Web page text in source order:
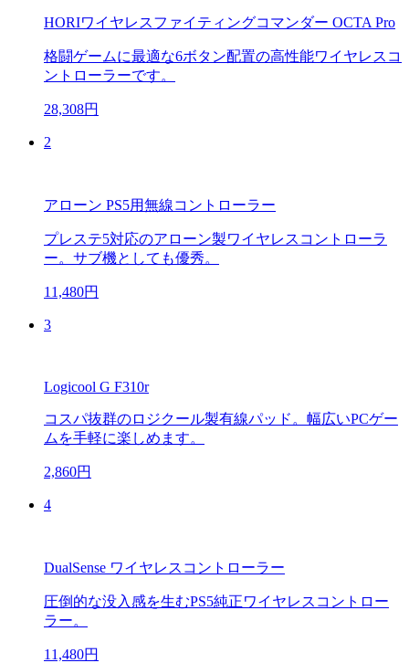
HORIワイヤレスファイティングコマンダー OCTA Pro
格闘ゲームに最適な6ボタン配置の高性能ワイヤレスコ
ントローラーです。
28,308円
2
アローン PS5用無線コントローラー
プレステ5対応のアローン製ワイヤレスコントローラ
ー。サブ機としても優秀。
11,480円
3
Logicool G F310r
コスパ抜群のロジクール製有線パッド。幅広いPCゲー
ムを手軽に楽しめます。
2,860円
4
DualSense ワイヤレスコントローラー
圧倒的な没入感を生むPS5純正ワイヤレスコントロー
ラー。
11,480円